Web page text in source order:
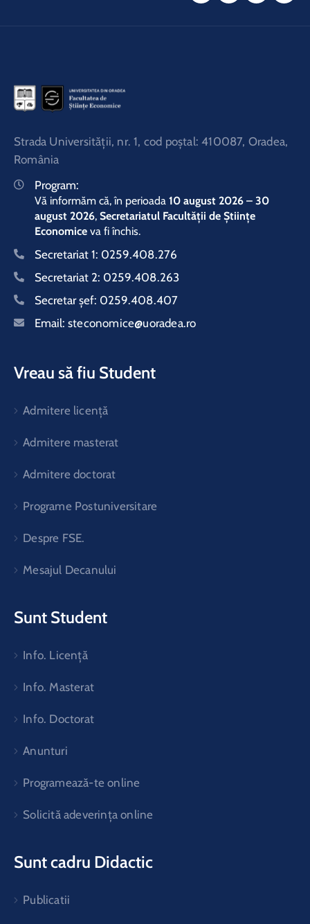
Strada Universităţii, nr. 1, cod poştal: 410087, Oradea,
România
Program:
Vă informăm că, în perioada 10 august 2026 – 30
august 2026, Secretariatul Facultății de Științe
Economice va fi închis.
Secretariat 1: 0259.408.276
Secretariat 2: 0259.408.263
Secretar şef: 0259.408.407
Email: steconomice@uoradea.ro
Vreau să fiu Student
Admitere licență
Admitere masterat
Admitere doctorat
Programe Postuniversitare
Despre FSE.
Mesajul Decanului
Sunt Student
Info. Licență
Info. Masterat
Info. Doctorat
Anunturi
Programează-te online
Solicită adeverința online
Sunt cadru Didactic
Publicatii